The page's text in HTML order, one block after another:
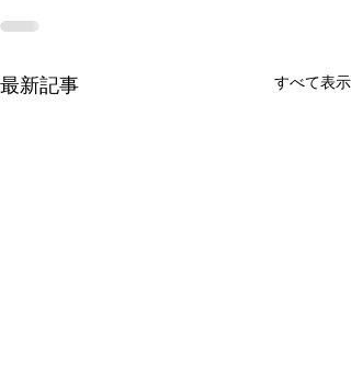
最新記事 すべて表示